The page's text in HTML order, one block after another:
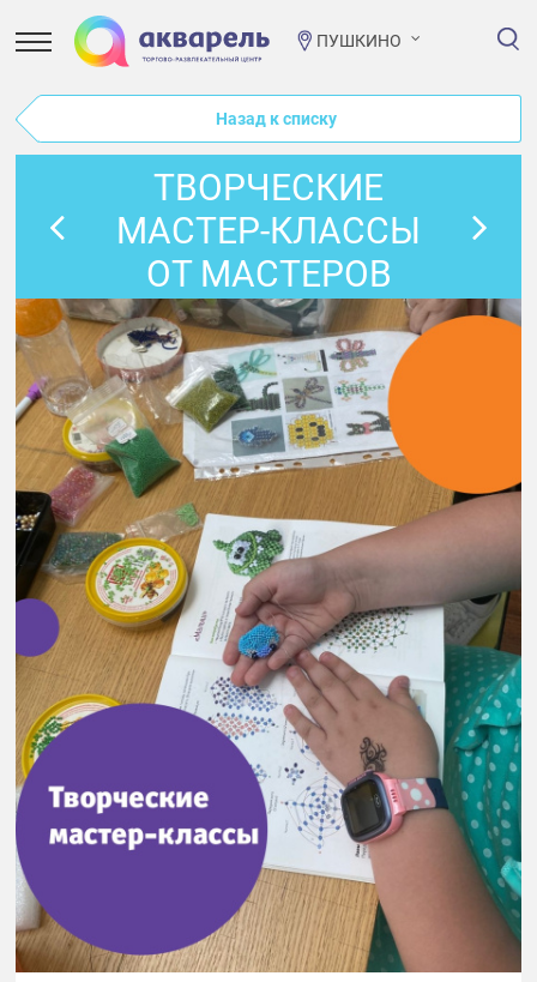
ПУШКИНО
Назад к списку
ТВОРЧЕСКИЕ
МАСТЕР-КЛАССЫ
ОТ МАСТЕРОВ
ЯРМАРКИ
«ПРОСТОРУМА» В
НОЯБРЕ